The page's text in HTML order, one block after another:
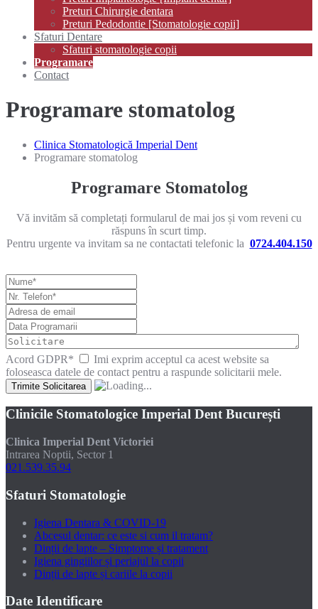
Preturi Chirurgie dentara
Preturi Pedodontie [Stomatologie copii]
Sfaturi Dentare
Sfaturi stomatologie copii
Programare
Contact
Programare stomatolog
Clinica Stomatologică Imperial Dent
Programare stomatolog
Programare Stomatolog
Vă invităm să completați formularul de mai jos și vom reveni cu
răspuns în scurt timp.
Pentru urgente va invitam sa ne contactati telefonic la 0724.404.150
Acord GDPR*
Imi exprim acceptul ca acest website sa
foloseasca datele de contact pentru a raspunde solicitarii mele.
Clinicile Stomatologice Imperial Dent București
Clinica Imperial Dent Victoriei
Intrarea Noptii, Sector 1
021.539.35.94
Sfaturi Stomatologie
Igiena Dentara & COVID-19
Abcesul dentar: ce este si cum il tratam?
Dinții de lapte – Simptome și tratament
Igiena gingiilor și periajul la copii
Dinții de lapte și cariile la copii
Date Identificare